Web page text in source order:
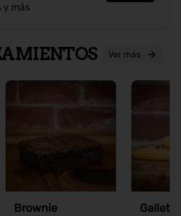
y más
Ver más
Brownie Galletas